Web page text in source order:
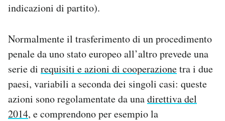
indicazioni di partito).
Normalmente il trasferimento di un procedimento
penale da uno stato europeo all’altro prevede una
serie di requisiti e azioni di cooperazionetra i due
paesi, variabili a seconda dei singoli casi: queste
azioni sono regolamentate da unadirettiva del
2014, e comprendono per esempio la